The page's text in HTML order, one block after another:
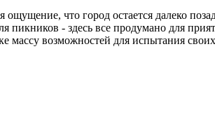
ощущение, что город остается далеко
- здесь все продумано для
массу возможностей для испытания